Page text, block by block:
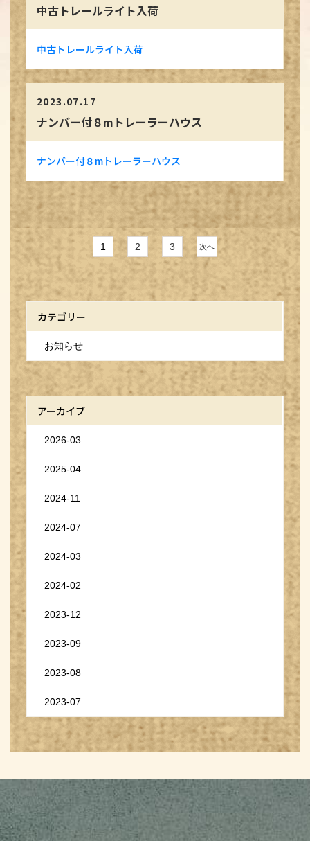
カテゴリー
お知らせ
アーカイブ
2026-03
2025-04
2024-11
2024-07
2024-03
2024-02
2023-12
2023-09
2023-08
2023-07
中古トレールライト入荷
中古トレールライト入荷
2023.07.17
ナンバー付８mトレーラーハウス
ナンバー付８mトレーラーハウス
1 2 3 次へ